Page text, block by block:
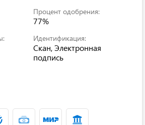
Процент одобрения:
77%
Идентификация:
Скан, Электронная
подпись